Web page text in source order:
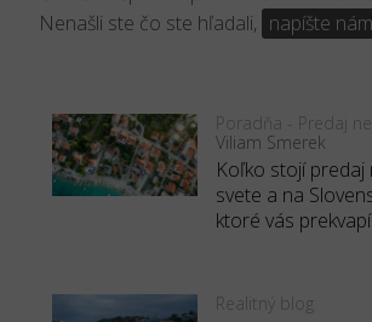
Nenašli ste čo ste hľadali, napíšte
Poradňa - Predaj
Viliam Smerek
Koľko stojí
svete a na
ktoré vás prekvapí
Realitný blog